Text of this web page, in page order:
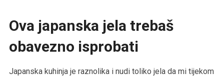
Ova japanska jela trebaš
obavezno isprobati
Japanska kuhinja je raznolika i nudi toliko jela da mi tijekom